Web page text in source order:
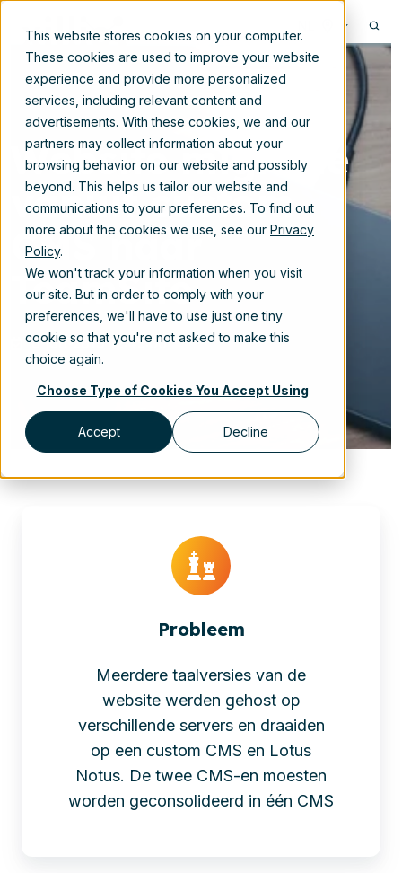
This website stores cookies on your computer.
These cookies are used to improve your website
experience and provide more personalized
services, including relevant content and
advertisements. With these cookies, we and our
partners may collect information about your
browsing behavior on our website and possibly
beyond. This helps us tailor our website and
communications to your preferences. To find out
more about the cookies we use, see our Privacy
Policy.
We won't track your information when you visit
our site. But in order to comply with your
preferences, we'll have to use just one tiny
cookie so that you're not asked to make this
choice again.
Choose Type of Cookies You Accept Using
Accept Decline
Website migratie
vanuit custom
CMS naar
TeamSite
6-jun-2019 12:45:00
Probleem
Meerdere taalversies van de
website werden gehost op
verschillende servers en draaiden
op een custom CMS en Lotus
Notus. De twee CMS-en moesten
worden geconsolideerd in één CMS